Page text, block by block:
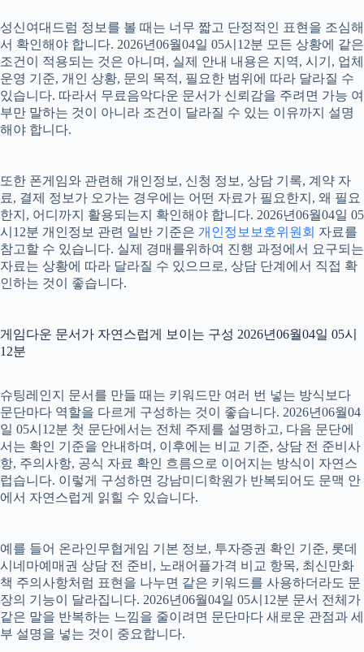
성신여대드럼 정보를 볼 때는 너무 짧고 단정적인 표현을 조심해
서 확인해야 합니다. 2026년06월04일 05시12분 모든 상황에 같은
조건이 적용되는 것은 아니며, 실제 안내 내용은 지역, 시기, 업체
운영 기준, 개인 상황, 문의 목적, 필요한 범위에 따라 달라질 수
있습니다. 따라서 무료음악다운 문서가 신뢰감을 주려면 가능 여
부만 말하는 것이 아니라 조건이 달라질 수 있는 이유까지 설명
해야 합니다.
또한 폰게임와 관련해 개인정보, 신청 정보, 상담 기록, 계약 자
료, 결제 정보가 오가는 경우에는 어떤 자료가 필요한지, 왜 필요
한지, 어디까지 활용되는지 확인해야 합니다. 2026년06월04일 05
시12분 개인정보 관련 일반 기준은 개인정보보호위원회 자료를
참고할 수 있습니다. 실제 경매를위하여 진행 과정에서 요구되는
자료는 상황에 따라 달라질 수 있으므로, 상담 단계에서 직접 확
인하는 것이 좋습니다.
게임다운 문서가 자연스럽게 보이는 구성 2026년06월04일 05시
12분
슈팅레인지 문서를 만들 때는 키워드만 여러 번 넣는 방식보다
문단마다 역할을 다르게 구성하는 것이 좋습니다. 2026년06월04
일 05시12분 첫 문단에서는 전체 주제를 설명하고, 다음 문단에
서는 확인 기준을 안내하며, 이후에는 비교 기준, 상담 전 준비사
항, 주의사항, 공식 자료 확인 흐름으로 이어지는 방식이 자연스
럽습니다. 이렇게 구성하면 강남미디학원가 반복되어도 문맥 안
에서 자연스럽게 읽힐 수 있습니다.
예를 들어 온라인무협게임 기본 정보, 투자증권 확인 기준, 롯데
시네마예매권 상담 전 준비, 노래어플가격 비교 항목, 최신만화
책 주의사항처럼 표현을 나누면 같은 키워드를 사용하더라도 문
장의 기능이 달라집니다. 2026년06월04일 05시12분 문서 전체가
같은 말을 반복하는 느낌을 줄이려면 문단마다 새로운 관점과 세
부 설명을 넣는 것이 중요합니다.